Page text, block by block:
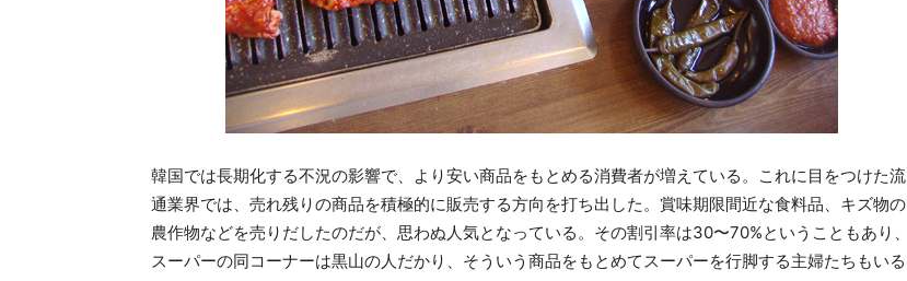
韓国では長期化する不況の影響で、より安い商品をもとめる消費者が増えている。これに目をつけた流
通業界では、売れ残りの商品を積極的に販売する方向を打ち出した。賞味期限間近な食料品、キズ物の
農作物などを売りだしたのだが、思わぬ人気となっている。その割引率は30〜70%ということもあり、
スーパーの同コーナーは黒山の人だかり、そういう商品をもとめてスーパーを行脚する主婦たちもいる